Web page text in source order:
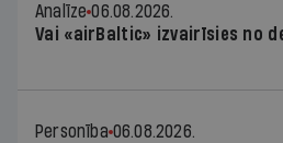
Analīze 06.08.2026.
Vai «airBaltic» izvairīsies no
Personība 06.08.2026.